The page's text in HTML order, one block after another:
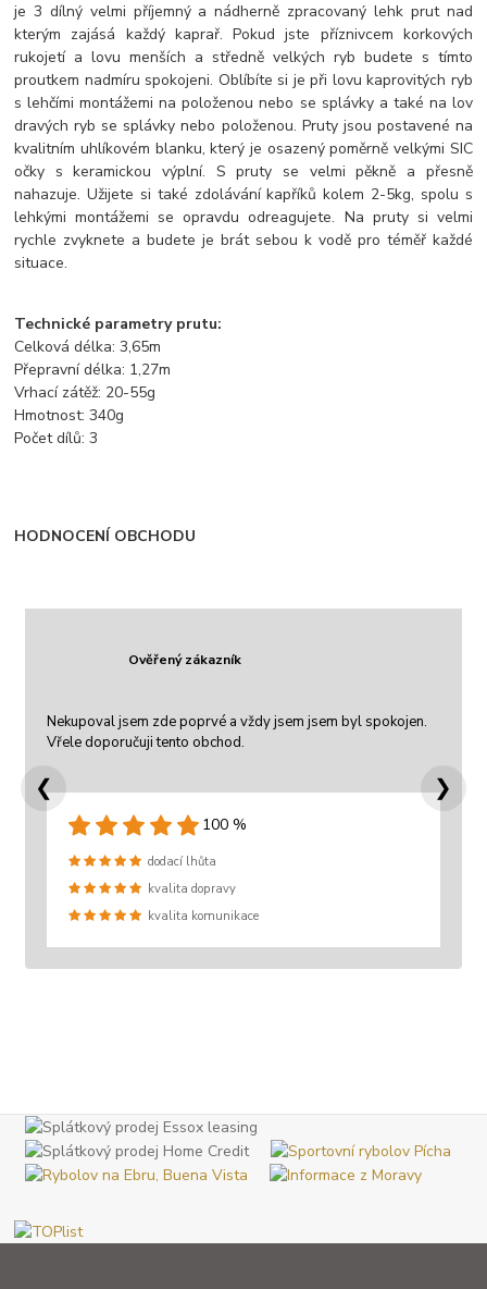
je 3 dílný velmi příjemný a nádherně zpracovaný lehk prut nad
kterým zajásá každý kaprař. Pokud jste příznivcem korkových
rukojetí a lovu menších a středně velkých ryb budete s tímto
proutkem nadmíru spokojeni. Oblíbíte si je při lovu kaprovitých ryb
s lehčími montážemi na položenou nebo se splávky a také na lov
dravých ryb se splávky nebo položenou. Pruty jsou postavené na
kvalitním uhlíkovém blanku, který je osazený poměrně velkými SIC
očky s keramickou výplní. S pruty se velmi pěkně a přesně
nahazuje. Užijete si také zdolávání kapříků kolem 2-5kg, spolu s
lehkými montážemi se opravdu odreagujete. Na pruty si velmi
rychle zvyknete a budete je brát sebou k vodě pro téměř každé
situace.
Technické parametry prutu:
Celková délka: 3,65m
Přepravní délka: 1,27m
Vrhací zátěž: 20-55g
Hmotnost: 340g
Počet dílů: 3
HODNOCENÍ OBCHODU
Ověřený zákazník
Nekupoval jsem zde poprvé a vždy jsem jsem byl spokojen.
Vřele doporučuji tento obchod.
100 %
dodací lhůta
kvalita dopravy
kvalita komunikace
❮ ❯